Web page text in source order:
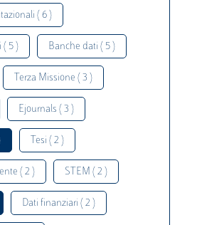
( 6 )
( 5 ) Banche dati ( 5 )
Terza Missione ( 3 )
Ejournals ( 3 )
Tesi ( 2 )
( 2 ) STEM ( 2 )
Dati finanziari ( 2 )